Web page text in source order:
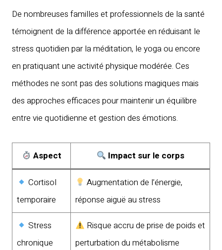
De nombreuses familles et professionnels de la santé
témoignent de la différence apportée en réduisant le
stress quotidien par la méditation, le yoga ou encore
en pratiquant une activité physique modérée. Ces
méthodes ne sont pas des solutions magiques mais
des approches efficaces pour maintenir un équilibre
entre vie quotidienne et gestion des émotions.
Aspect Impact sur le corps
Cortisol
temporaire
Augmentation de l’énergie,
réponse aiguë au stress
Stress
chronique
Risque accru de prise de poids et
perturbation du métabolisme